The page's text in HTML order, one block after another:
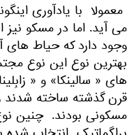
معمولا با یادآوری
می آید. اما در مسکو
وجود دارد که حیاط های
بهترین نوع این نوع
های « سالینکا» و «
قرن گذشته ساخته
مسکونی بودند. چنین